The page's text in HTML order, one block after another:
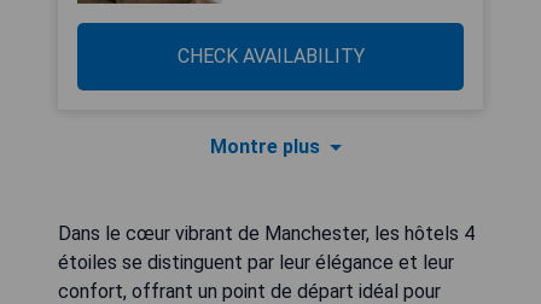
CHECK AVAILABILITY
Montre plus
Dans le cœur vibrant de Manchester, les hôtels 4
étoiles se distinguent par leur élégance et leur
confort, offrant un point de départ idéal pour